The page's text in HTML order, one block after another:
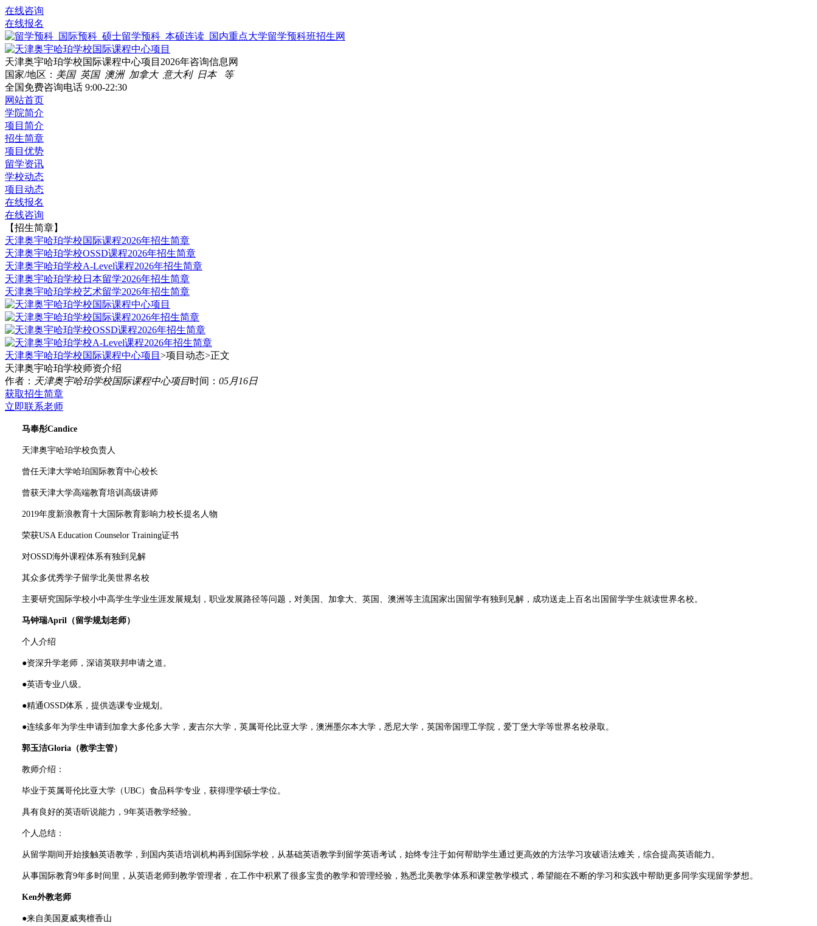
在线咨询
在线报名
天津奥宇哈珀学校国际课程中心项目2026年咨询信息网
国家/地区： 美国 英国 澳洲 加拿大 意大利 日本 等
全国免费咨询电话 9:00-22:30
网站首页
学院简介
项目简介
招生简章
项目优势
留学资讯
学校动态
项目动态
在线报名
在线咨询
【招生简章】
天津奥宇哈珀学校国际课程2026年招生简章
天津奥宇哈珀学校OSSD课程2026年招生简章
天津奥宇哈珀学校A-Level课程2026年招生简章
天津奥宇哈珀学校日本留学2026年招生简章
天津奥宇哈珀学校艺术留学2026年招生简章
天津奥宇哈珀学校国际课程中心项目 >项目动态>正文
天津奥宇哈珀学校师资介绍
作者： 天津奥宇哈珀学校国际课程中心项目时间： 05月16日
获取招生简章
立即联系老师
马奉彤Candice
天津奥宇哈珀学校负责人
曾任天津大学哈珀国际教育中心校长
曾获天津大学高端教育培训高级讲师
2019年度新浪教育十大国际教育影响力校长提名人物
荣获USA Education Counselor Training证书
对OSSD海外课程体系有独到见解
其众多优秀学子留学北美世界名校
主要研究国际学校小中高学生学业生涯发展规划，职业发展路径等问题，对美国、加拿大、英国、澳洲等主流国家出国留学有独到见解，成功送走上百名出国留学学生就读世界名校。
马钟瑞April（留学规划老师）
个人介绍
●资深升学老师，深谙英联邦申请之道。
●英语专业八级。
●精通OSSD体系，提供选课专业规划。
●连续多年为学生申请到加拿大多伦多大学，麦吉尔大学，英属哥伦比亚大学，澳洲墨尔本大学，悉尼大学，英国帝国理工学院，爱丁堡大学等世界名校录取。
郭玉洁Gloria（教学主管）
教师介绍：
毕业于英属哥伦比亚大学（UBC）食品科学专业，获得理学硕士学位。
具有良好的英语听说能力，9年英语教学经验。
个人总结：
从留学期间开始接触英语教学，到国内英语培训机构再到国际学校，从基础英语教学到留学英语考试，始终专注于如何帮助学生通过更高效的方法学习攻破语法难关，综合提高英语能力。
从事国际教育9年多时间里，从英语老师到教学管理者，在工作中积累了很多宝贵的教学和管理经验，熟悉北美教学体系和课堂教学模式，希望能在不断的学习和实践中帮助更多同学实现留学梦想。
Ken外教老师
●来自美国夏威夷檀香山